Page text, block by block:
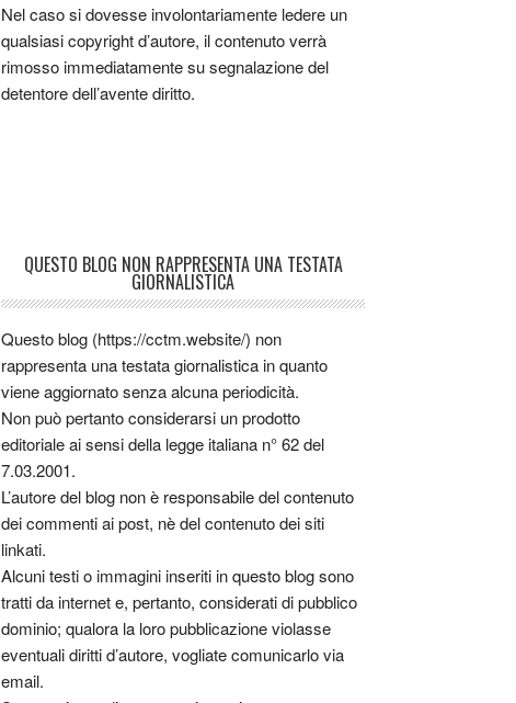
Nel caso si dovesse involontariamente ledere un
qualsiasi copyright d’autore, il contenuto verrà
rimosso immediatamente su segnalazione del
detentore dell’avente diritto.
QUESTO BLOG NON RAPPRESENTA UNA TESTATA
GIORNALISTICA
Questo blog (https://cctm.website/) non
rappresenta una testata giornalistica in quanto
viene aggiornato senza alcuna periodicità.
Non può pertanto considerarsi un prodotto
editoriale ai sensi della legge italiana n° 62 del
7.03.2001.
L’autore del blog non è responsabile del contenuto
dei commenti ai post, nè del contenuto dei siti
linkati.
Alcuni testi o immagini inseriti in questo blog sono
tratti da internet e, pertanto, considerati di pubblico
dominio; qualora la loro pubblicazione violasse
eventuali diritti d’autore, vogliate comunicarlo via
email.